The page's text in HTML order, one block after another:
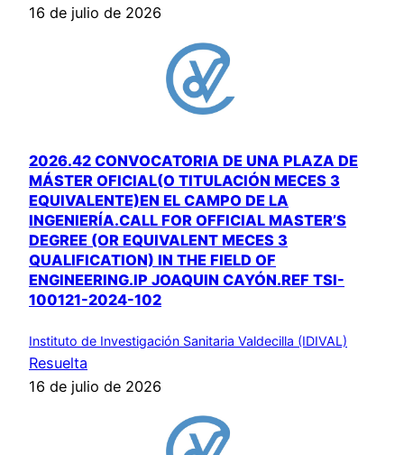
16 de julio de 2026
2026.42 CONVOCATORIA DE UNA PLAZA DE
MÁSTER OFICIAL(O TITULACIÓN MECES 3
EQUIVALENTE)EN EL CAMPO DE LA
INGENIERÍA.CALL FOR OFFICIAL MASTER’S
DEGREE (OR EQUIVALENT MECES 3
QUALIFICATION) IN THE FIELD OF
ENGINEERING.IP JOAQUIN CAYÓN.REF TSI-
100121-2024-102
Instituto de Investigación Sanitaria Valdecilla (IDIVAL)
Resuelta
16 de julio de 2026